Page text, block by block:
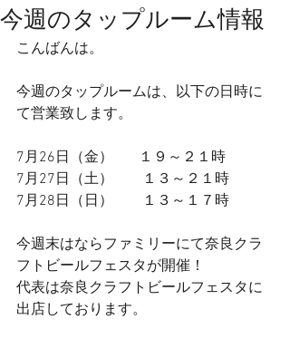
今週のタップルーム情報
こんばんは。
今週のタップルームは、以下の日時に
て営業致します。
7月26日（金）　   １９～２１時
7月27日（土）　　１３～２１時
7月28日（日）　    １３～１７時
今週末はならファミリーにて奈良クラ
フトビールフェスタが開催！
代表は奈良クラフトビールフェスタに
出店しております。